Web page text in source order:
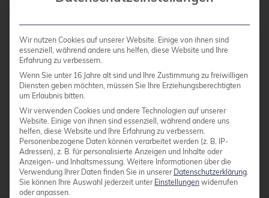
→ pgBackRest
→ pgBadger
→ PgBouncer
→ PostGIS
→ Slony-I
Wir nutzen Cookies auf unserer Website. Einige von ihnen sind
essenziell, während andere uns helfen, diese Website und Ihre
Erfahrung zu verbessern.
Wenn Sie unter 16 Jahre alt sind und Ihre Zustimmung zu freiwilligen
Diensten geben möchten, müssen Sie Ihre Erziehungsberechtigten
um Erlaubnis bitten.
Wir verwenden Cookies und andere Technologien auf unserer
Website. Einige von ihnen sind essenziell, während andere uns
helfen, diese Website und Ihre Erfahrung zu verbessern.
Personenbezogene Daten können verarbeitet werden (z. B. IP-
Adressen), z. B. für personalisierte Anzeigen und Inhalte oder
Anzeigen- und Inhaltsmessung. Weitere Informationen über die
Verwendung Ihrer Daten finden Sie in unserer Datenschutzerklärung.
Sie können Ihre Auswahl jederzeit unter Einstellungen widerrufen
oder anpassen.